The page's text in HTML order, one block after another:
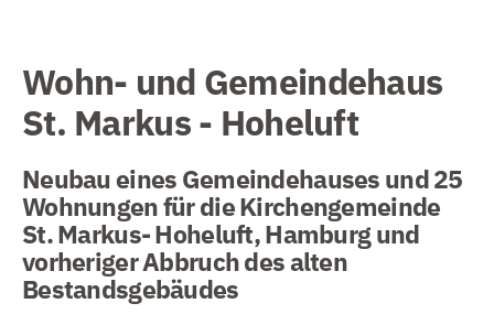
Wohn- und Gemeindehaus
St. Markus - Hoheluft
Neubau eines Gemeindehauses und 25
Wohnungen für die Kirchengemeinde
St. Markus- Hoheluft, Hamburg und
vorheriger Abbruch des alten
Bestandsgebäudes